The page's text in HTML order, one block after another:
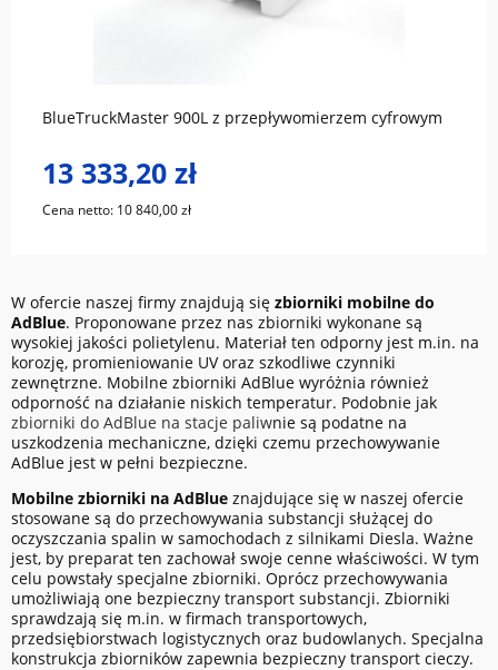
BlueTruckMaster 900L z przepływomierzem cyfrowym
13 333,20 zł
Cena netto: 10 840,00 zł
do koszyka
W ofercie naszej firmy znajdują się zbiorniki mobilne do
AdBlue. Proponowane przez nas zbiorniki wykonane są
wysokiej jakości polietylenu. Materiał ten odporny jest m.in. na
korozję, promieniowanie UV oraz szkodliwe czynniki
zewnętrzne. Mobilne zbiorniki AdBlue wyróżnia również
odporność na działanie niskich temperatur. Podobnie jak
zbiorniki do AdBlue na stacje paliwnie są podatne na
uszkodzenia mechaniczne, dzięki czemu przechowywanie
AdBlue jest w pełni bezpieczne.
Mobilne zbiorniki na AdBlue znajdujące się w naszej ofercie
stosowane są do przechowywania substancji służącej do
oczyszczania spalin w samochodach z silnikami Diesla. Ważne
jest, by preparat ten zachował swoje cenne właściwości. W tym
celu powstały specjalne zbiorniki. Oprócz przechowywania
umożliwiają one bezpieczny transport substancji. Zbiorniki
sprawdzają się m.in. w firmach transportowych,
przedsiębiorstwach logistycznych oraz budowlanych. Specjalna
konstrukcja zbiorników zapewnia bezpieczny transport cieczy.